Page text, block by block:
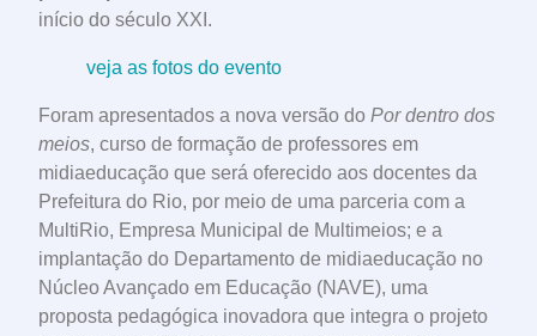
início do século XXI.
veja as fotos do evento
Foram apresentados a nova versão do Por dentro dos
meios, curso de formação de professores em
midiaeducação que será oferecido aos docentes da
Prefeitura do Rio, por meio de uma parceria com a
MultiRio, Empresa Municipal de Multimeios; e a
implantação do Departamento de midiaeducação no
Núcleo Avançado em Educação (NAVE), uma
proposta pedagógica inovadora que integra o projeto